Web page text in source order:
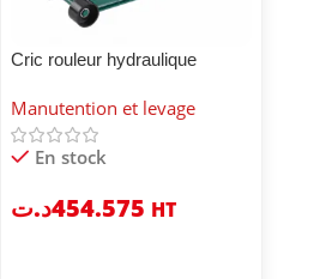
Cric rouleur hydraulique
Manutention et levage
En stock
454.575د.ت HT